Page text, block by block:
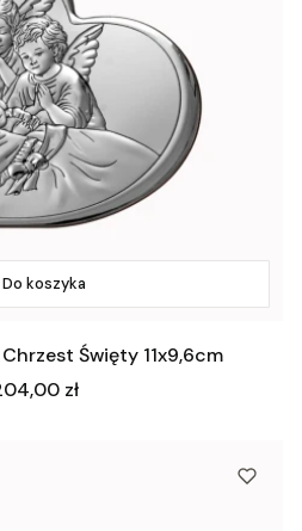
Do koszyka
Święty 11x9,6cm
zł